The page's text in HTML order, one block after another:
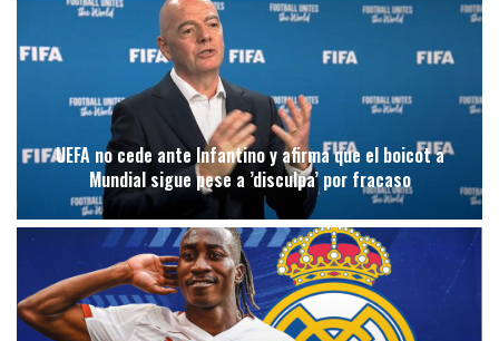
UEFA no cede ante Infantino y afirma que el boicot a
Mundial sigue pese a ’disculpa’ por fracaso